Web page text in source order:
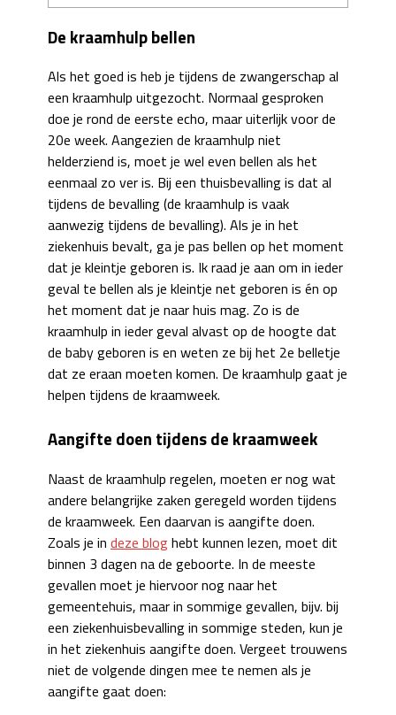
De kraamhulp bellen
Als het goed is heb je tijdens de zwangerschap al
een kraamhulp uitgezocht. Normaal gesproken
doe je rond de eerste echo, maar uiterlijk voor de
20e week. Aangezien de kraamhulp niet
helderziend is, moet je wel even bellen als het
eenmaal zo ver is. Bij een thuisbevalling is dat al
tijdens de bevalling (de kraamhulp is vaak
aanwezig tijdens de bevalling). Als je in het
ziekenhuis bevalt, ga je pas bellen op het moment
dat je kleintje geboren is. Ik raad je aan om in ieder
geval te bellen als je kleintje net geboren is én op
het moment dat je naar huis mag. Zo is de
kraamhulp in ieder geval alvast op de hoogte dat
de baby geboren is en weten ze bij het 2e belletje
dat ze eraan moeten komen. De kraamhulp gaat je
helpen tijdens de kraamweek.
Aangifte doen tijdens de kraamweek
Naast de kraamhulp regelen, moeten er nog wat
andere belangrijke zaken geregeld worden tijdens
de kraamweek. Een daarvan is aangifte doen.
Zoals je in deze bloghebt kunnen lezen, moet dit
binnen 3 dagen na de geboorte. In de meeste
gevallen moet je hiervoor nog naar het
gemeentehuis, maar in sommige gevallen, bijv. bij
een ziekenhuisbevalling in sommige steden, kun je
in het ziekenhuis aangifte doen. Vergeet trouwens
niet de volgende dingen mee te nemen als je
aangifte gaat doen: